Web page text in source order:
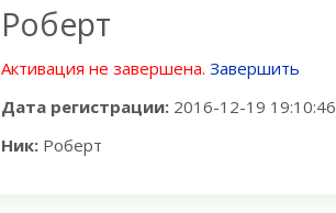
Роберт
Активация не завершена. Завершить
Дата регистрации: 2016-12-19 19:10:46
Ник: Роберт